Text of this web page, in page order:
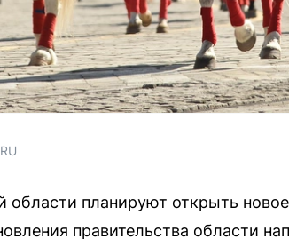
планируют открыть
правительства области